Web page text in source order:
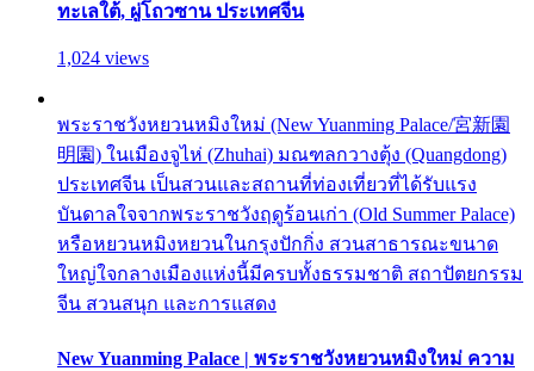
ทะเลใต้, ผู่โถวซาน ประเทศจีน
1,024 views
พระราชวังหยวนหมิงใหม่ (New Yuanming Palace/宮新園
明園) ในเมืองจูไห่ (Zhuhai) มณฑลกวางตุ้ง (Quangdong)
ประเทศจีน เป็นสวนและสถานที่ท่องเที่ยวที่ได้รับแรง
บันดาลใจจากพระราชวังฤดูร้อนเก่า (Old Summer Palace)
หรือหยวนหมิงหยวนในกรุงปักกิ่ง สวนสาธารณะขนาด
ใหญ่ใจกลางเมืองแห่งนี้มีครบทั้งธรรมชาติ สถาปัตยกรรม
จีน สวนสนุก และการแสดง
New Yuanming Palace | พระราชวังหยวนหมิงใหม่ ความ